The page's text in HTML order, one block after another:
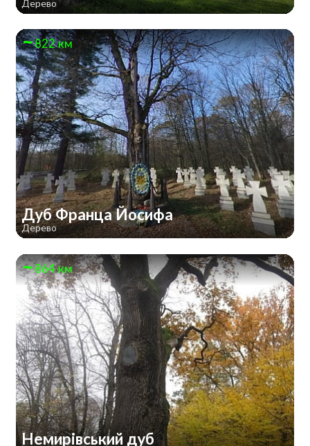
Дерево
822 км
Дуб Франца Йосифа
Дерево
864 км
Немирівський дуб